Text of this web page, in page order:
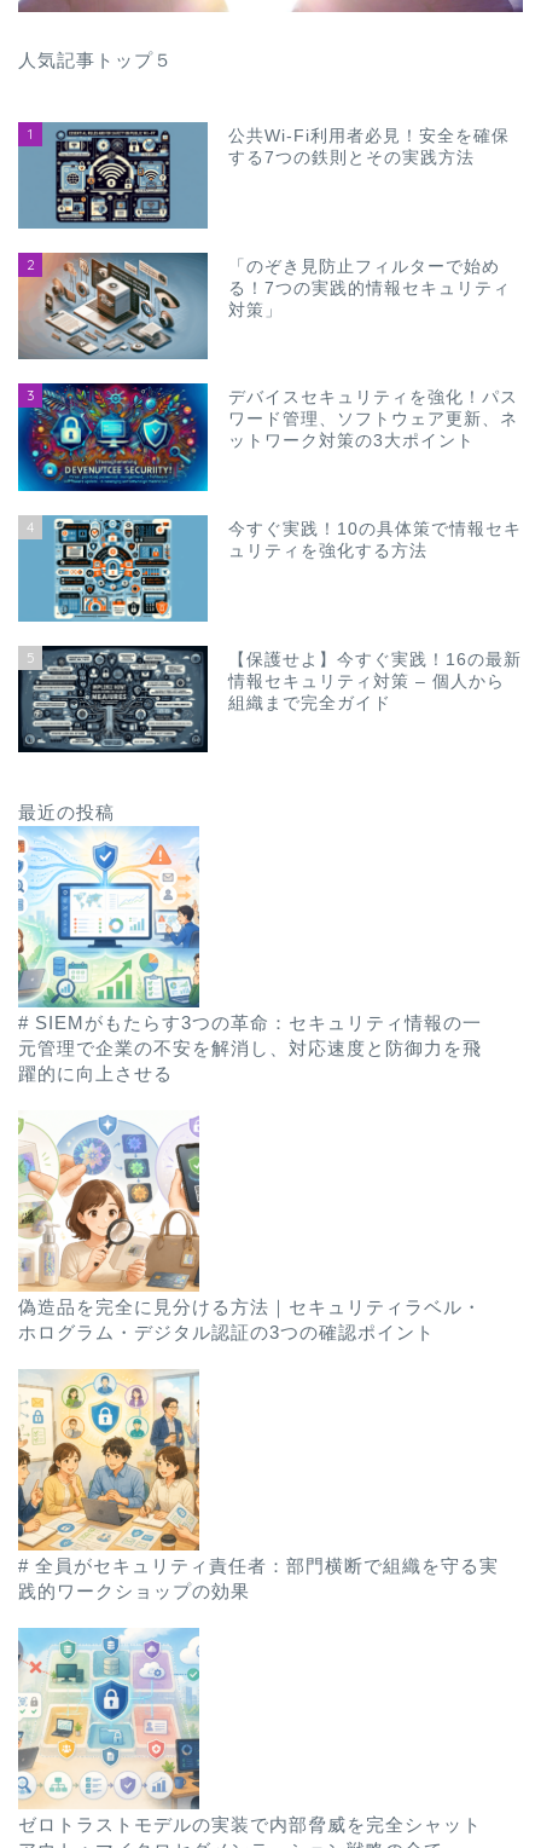
人気記事トップ５
1
公共Wi-Fi利用者必見！安全を確保
する7つの鉄則とその実践方法
2
「のぞき見防止フィルターで始め
る！7つの実践的情報セキュリティ
対策」
3
デバイスセキュリティを強化！パス
ワード管理、ソフトウェア更新、ネ
ットワーク対策の3大ポイント
4
今すぐ実践！10の具体策で情報セキ
ュリティを強化する方法
5
【保護せよ】今すぐ実践！16の最新
情報セキュリティ対策 – 個人から
組織まで完全ガイド
最近の投稿
# SIEMがもたらす3つの革命：セキュリティ情報の一
元管理で企業の不安を解消し、対応速度と防御力を飛
躍的に向上させる
偽造品を完全に見分ける方法｜セキュリティラベル・
ホログラム・デジタル認証の3つの確認ポイント
# 全員がセキュリティ責任者：部門横断で組織を守る実
践的ワークショップの効果
ゼロトラストモデルの実装で内部脅威を完全シャット